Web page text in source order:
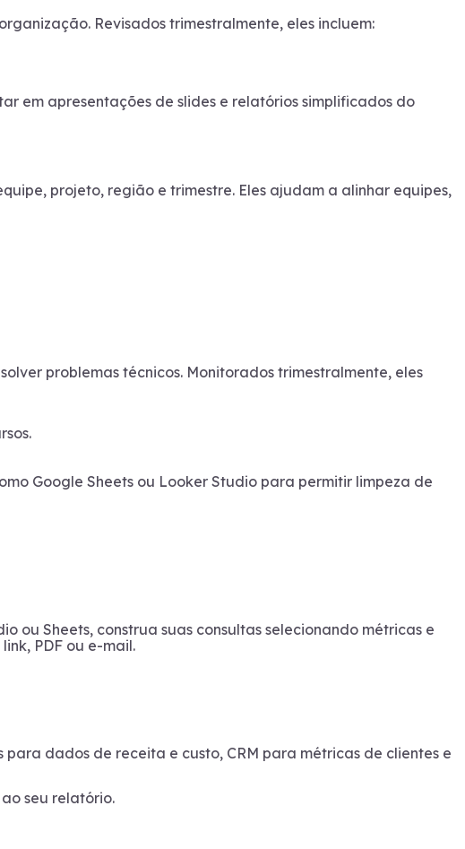
Revisados trimestralmente, eles incluem:
em apresentações de slides e relatórios simplificados do
projeto, região e trimestre. Eles ajudam a alinhar equipes,
problemas técnicos. Monitorados trimestralmente, eles
Google Sheets ou Looker Studio para permitir limpeza de
ou Sheets, construa suas consultas selecionando métricas e
PDF ou e-mail.
dados de receita e custo, CRM para métricas de clientes e
seu relatório.